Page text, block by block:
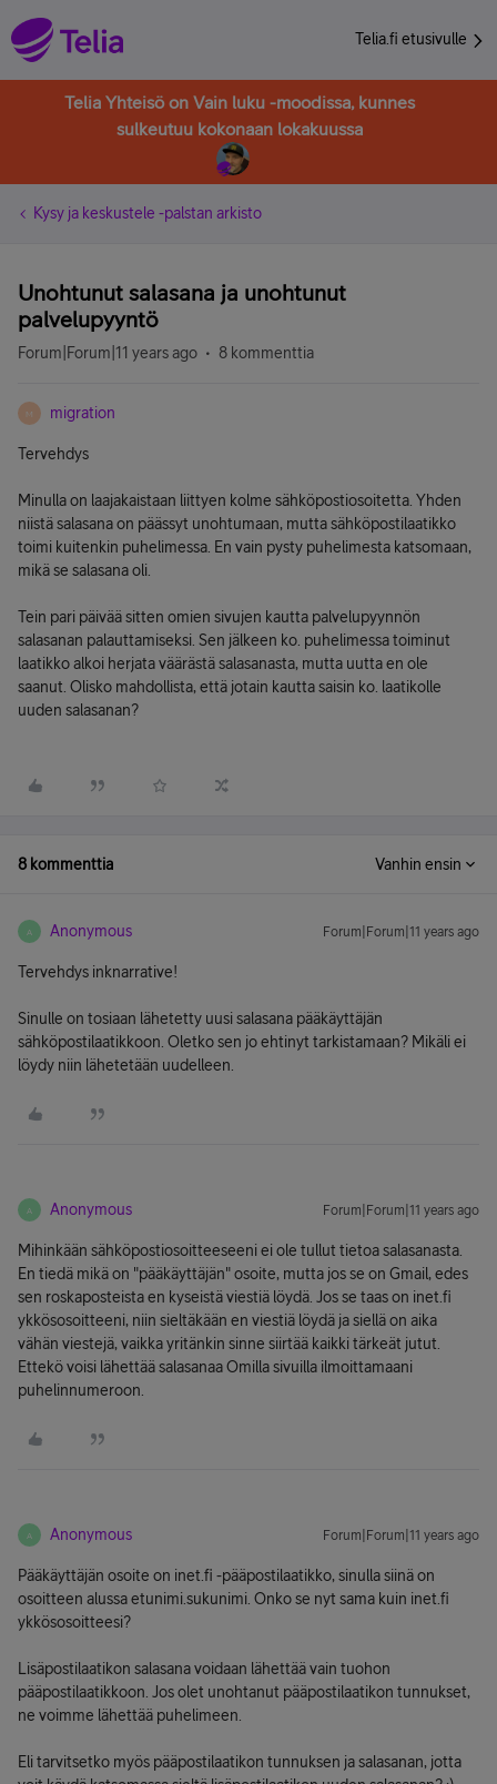
Telia.fi etusivulle
Telia Yhteisö on Vain luku -moodissa, kunnes
sulkeutuu kokonaan lokakuussa
Kysy ja keskustele -palstan arkisto
Unohtunut salasana ja unohtunut
palvelupyyntö
Forum|Forum|11 years ago 8 kommenttia
M migration
Tervehdys
Minulla on laajakaistaan liittyen kolme sähköpostiosoitetta. Yhden
niistä salasana on päässyt unohtumaan, mutta sähköpostilaatikko
toimi kuitenkin puhelimessa. En vain pysty puhelimesta katsomaan,
mikä se salasana oli.
Tein pari päivää sitten omien sivujen kautta palvelupyynnön
salasanan palauttamiseksi. Sen jälkeen ko. puhelimessa toiminut
laatikko alkoi herjata väärästä salasanasta, mutta uutta en ole
saanut. Olisko mahdollista, että jotain kautta saisin ko. laatikolle
uuden salasanan?
8 kommenttia Vanhin ensin
A Anonymous Forum|Forum|11 years ago
Tervehdys inknarrative!
Sinulle on tosiaan lähetetty uusi salasana pääkäyttäjän
sähköpostilaatikkoon. Oletko sen jo ehtinyt tarkistamaan? Mikäli ei
löydy niin lähetetään uudelleen.
A Anonymous Forum|Forum|11 years ago
Mihinkään sähköpostiosoitteeseeni ei ole tullut tietoa salasanasta.
En tiedä mikä on "pääkäyttäjän" osoite, mutta jos se on Gmail, edes
sen roskaposteista en kyseistä viestiä löydä. Jos se taas on inet.fi
ykkösosoitteeni, niin sieltäkään en viestiä löydä ja siellä on aika
vähän viestejä, vaikka yritänkin sinne siirtää kaikki tärkeät jutut.
Ettekö voisi lähettää salasanaa Omilla sivuilla ilmoittamaani
puhelinnumeroon.
A Anonymous Forum|Forum|11 years ago
Pääkäyttäjän osoite on inet.fi -pääpostilaatikko, sinulla siinä on
osoitteen alussa etunimi.sukunimi. Onko se nyt sama kuin inet.fi
ykkösosoitteesi?
Lisäpostilaatikon salasana voidaan lähettää vain tuohon
pääpostilaatikkoon. Jos olet unohtanut pääpostilaatikon tunnukset,
ne voimme lähettää puhelimeen.
Eli tarvitsetko myös pääpostilaatikon tunnuksen ja salasanan, jotta